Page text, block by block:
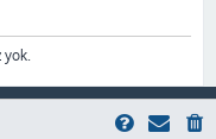
yok.